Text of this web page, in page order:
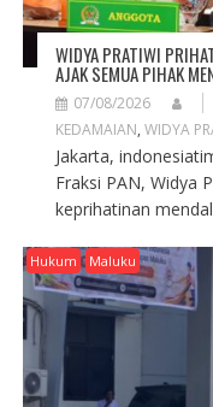
WIDYA PRATIWI
AJAK SEMUA PIHAK
07/08/2026
KEDAMAIAN, WIDYA
Jakarta,
Fraksi PAN, Widya
keprihatinan
Hukum Maluku